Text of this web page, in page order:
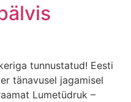
tunnustatud! Eesti
tänavusel jagamisel
Lumetüdruk –